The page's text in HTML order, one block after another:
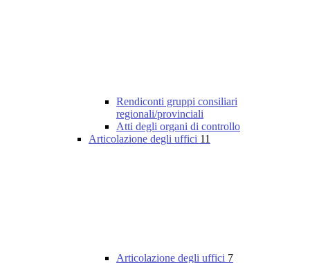
Rendiconti gruppi consiliari
regionali/provinciali
Atti degli organi di controllo
Articolazione degli uffici 11
Articolazione degli uffici 7